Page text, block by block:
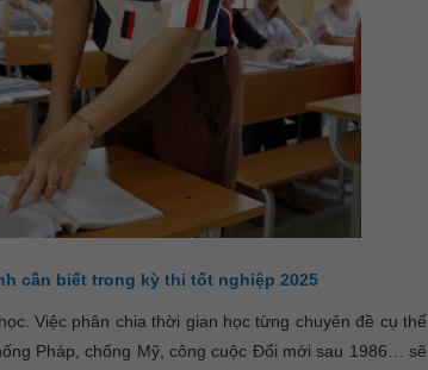
cần biết trong kỳ thi tốt nghiệp 2025
Việc phân chia thời gian học từng chuyên đề cụ thể
Pháp, chống Mỹ, công cuộc Đổi mới sau 1986… sẽ